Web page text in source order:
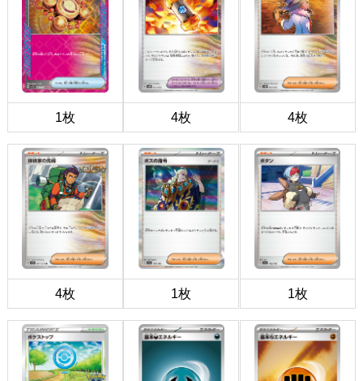
1枚 4枚 4枚
4枚 1枚 1枚